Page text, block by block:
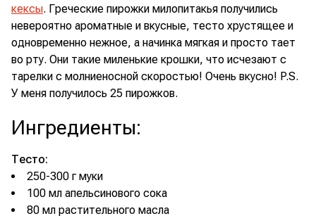
кексы. Греческие пирожки милопитакья получились
невероятно ароматные и вкусные, тесто хрустящее и
одновременно нежное, а начинка мягкая и просто тает
во рту. Они такие миленькие крошки, что исчезают с
тарелки с молниеносной скоростью! Очень вкусно! P.S.
У меня получилось 25 пирожков.
Ингредиенты:
Тесто:
250-300 г муки
100 мл апельсинового сока
80 мл растительного масла